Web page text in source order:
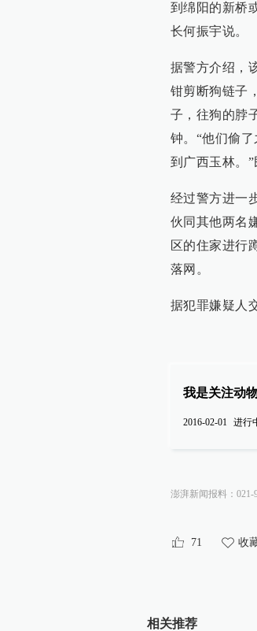
到绵阳的新桥
长何振宇说。
据警方介绍，
钳剪断狗链子
子，往狗的脖
钟。“他们偷
到广西玉林。”
经过警方进一
伙同其他两名
区的住家进行
落网。
据犯罪嫌疑人
我是关注动
2016-02-01 进行
澎湃新闻报料：021-
71 收
相关推荐